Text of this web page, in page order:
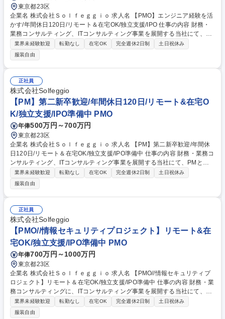
東京都23区
企業名 株式会社Ｓｏｌｆｅｇｇｉｏ 求人名 【PMO】エンジニア経験を活
かす/年間休日120日/リモート＆在宅OK/独立支援/IPO 仕事の内容 財務・
業務コンサルティング、ITコンサルティング事業を展開する当社にて、P
MOとして、プロジェクトを主導をいただきます。セキュリティエンジニ
ア経験を活かしながら活躍できる環境です。 【具体的には】 ★ワークラ
イフバランスを大切にしながら数億～数10億の大手企業の案件に関わる環
境です。■将来的には、PMとして1つの案件のメイン担当となっていただ
くポジション（提案書作成、業務の可視化、製品の導入及び運用支援、進
捗管理や報告）■案件詳細：大手企業/数億から数10億の案件大規模案件に
関わることができ、スキルが磨ける ★独立を目指す社員も多く、スキルを
身に付けたい方を応援する風土です 募集職種 【PMO】エンジニア経験を
活かす/年間休日120日/リモート＆在宅OK/独立支援/IPO
業界未経験歓迎 転勤なし 在宅OK 完全週休2日制
土日祝休み
服装自由
正社員
株式会社Solfeggio
【PM】第二新卒歓迎/年間休日120日/リモート&在宅O
K/独立支援/IPO準備中 PMO
年俸500万円～700万円
東京都23区
企業名 株式会社Ｓｏｌｆｅｇｇｉｏ 求人名 【PM】第二新卒歓迎/年間休
日120日/リモート＆在宅OK/独立支援/IPO準備中 仕事の内容 財務・業務コ
ンサルティング、ITコンサルティング事業を展開する当社にて、PMとし
て、プロジェクトを主導をいただきます。ワークライフバランスを大切に
しながら数億～数10億の大手企業の案件に関わる環境です。 【具体的に
は】 ■将来的には、PMとして1つの案件のメイン担当となっていただくポ
ジション（提案書作成、業務の可視化、製品の導入及び運用支援、進捗管
理や報告） ■案件詳細：大手企業/数億から数10億の案件大規模案件に関わ
ることができ、スキルが磨ける ★独立を目指す社員も多く、スキルを身に
付けたい方を応援する風土です 募集職種 【PM】第二新卒歓迎/年間休日1
20日/リモート＆在宅OK/独立支援/IPO準備中
業界未経験歓迎 転勤なし 在宅OK 完全週休2日制
土日祝休み
服装自由
正社員
株式会社Solfeggio
【PMO//情報セキュリティプロジェクト】リモート&在
宅OK/独立支援/IPO準備中 PMO
年俸700万円～1000万円
東京都23区
企業名 株式会社Ｓｏｌｆｅｇｇｉｏ 求人名 【PMO//情報セキュリティプ
ロジェクト】リモート＆在宅OK/独立支援/IPO準備中 仕事の内容 財務・業
務コンサルティングに、ITコンサルティング事業を展開する当社にて、情
報セキュリティプロジェクトのPMOとして、プロジェクトを主導をいただ
きます。数億～数10億の大手の案件に関われるポジションです。 【具体
業界未経験歓迎 転勤なし 在宅OK 完全週休2日制
土日祝休み
服装自由